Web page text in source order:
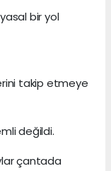
bir yol
takip etmeye
değildi.
çantada